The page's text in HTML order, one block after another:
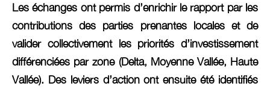
Les échanges ont permis d’enrichir le rapport par les
contributions des parties prenantes locales et de
valider collectivement les priorités d’investissement
différenciées par zone (Delta, Moyenne Vallée, Haute
Vallée). Des leviers d’action ont ensuite été identifiés